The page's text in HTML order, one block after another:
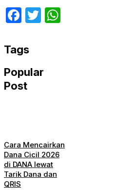
Facebook
Twitter
Tags
Popular
Post
Cara Mencairkan
Dana Cicil 2026
di DANA lewat
Tarik Dana dan
QRIS